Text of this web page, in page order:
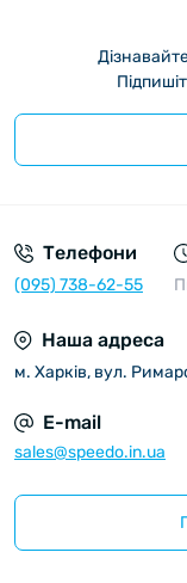
Телефони
(095) 738-62-55
Наша адреса
м. Харків, вул.
E-mail
sales@speedo.in.ua